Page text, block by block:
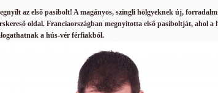
az első pasibolt! A magányos, szingli hölgyeknek új,
oldal. Franciaországban megnyitotta első pasiboltját, ahol a
a hús-vér férfiakból.